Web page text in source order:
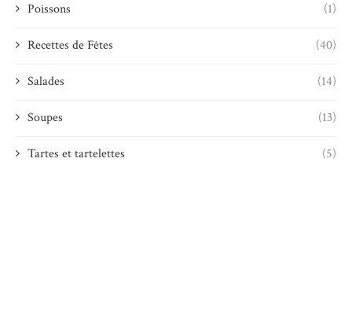
Poissons (1)
Recettes de Fêtes (40)
Salades (14)
Soupes (13)
Tartes et tartelettes (5)